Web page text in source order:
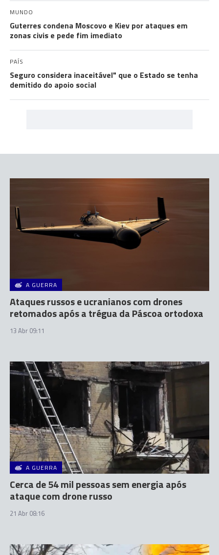
MUNDO
Guterres condena Moscovo e Kiev por ataques em
zonas civis e pede fim imediato
PAÍS
Seguro considera inaceitável" que o Estado se tenha
demitido do apoio social
A GUERRA
Ataques russos e ucranianos com drones
retomados após a trégua da Páscoa ortodoxa
13 Abr 09:11
A GUERRA
Cerca de 54 mil pessoas sem energia após
ataque com drone russo
21 Abr 08:16